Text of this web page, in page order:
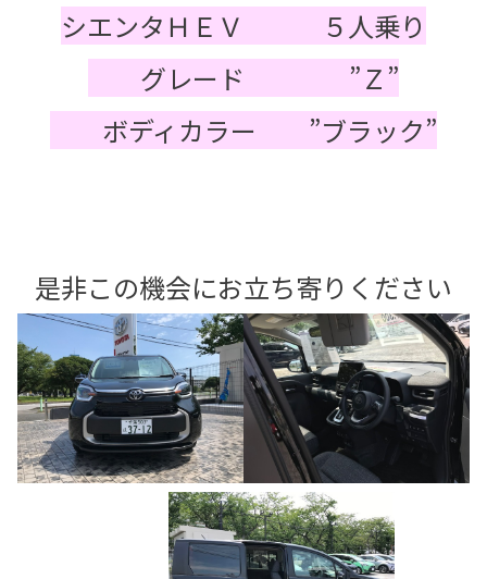
シエンタＨＥＶ ５人乗り
グレード ”Ｚ”
ボディカラー ”ブラック”
是非この機会にお立ち寄りください